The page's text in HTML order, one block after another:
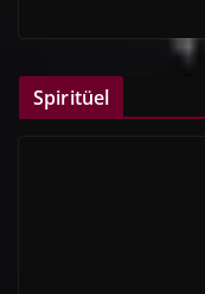
Spiritüel